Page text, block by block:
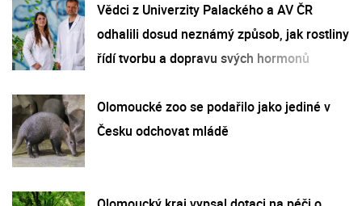
Vědci z Univerzity Palackého a AV ČR
odhalili dosud neznámý způsob, jak rostliny
řídí tvorbu a dopravu svých hormonů
Olomoucké zoo se podařilo jako jediné v
Česku odchovat mládě